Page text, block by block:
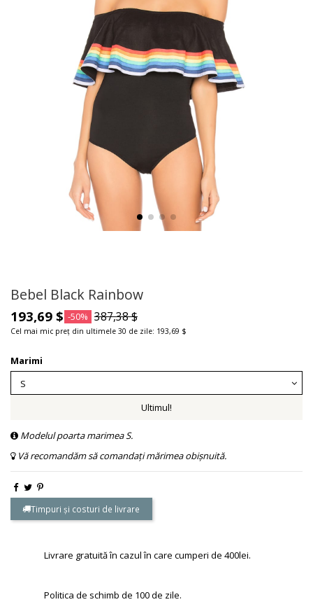
Bebel Black Rainbow
193,69 $ -50% 387,38 $
Cel mai mic preț din ultimele 30 de zile: 193,69 $
Marimi
Ultimul!
Modelul poarta marimea S.
Vă recomandăm să comandați mărimea obișnuită.
Timpuri și costuri de livrare
Livrare gratuită în cazul în care cumperi de 400lei.
Politica de schimb de 100 de zile.